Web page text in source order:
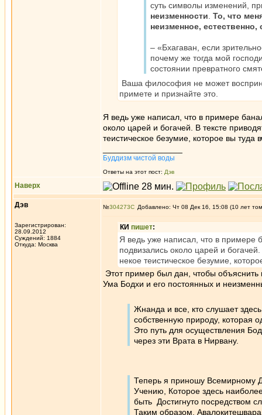
суть символы изменений,
неизменности То, что
неизменное,
– «Бхагаван, если
почему же тогда мой
состоянии превратного
Ваша философия не может
примете и признайте это.
Я ведь уже написал, что в примере
около царей и богачей. В тексте
теистическое безумие, которое вы туда
Буддизм чистой воды
Ответы на этот пост: Дэв
Наверх
Дэв
Зарегистрирован:
28.09.2012
Суждений: 1884
Откуда: Москва
№304273 Добавлено: Чт 08 Дек 16, 15:08 (10 лет
КИ пишет:
Я ведь уже написал, что в примере
подвизались около царей и
некое теистическое безумие,
Этот пример был дан, чтобы
Ума Бодхи и его постоянных и
Жнанда и все, кто слушает
собственную природу, которая
Это путь для осуществления
через эти Врата в Нирвану.
Теперь я приношу Всемирному
Учению, Которое здесь
быть Достигнуто посредством
Таким образом,